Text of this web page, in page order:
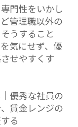
専門性をいかし
管理職以外の
うすること
気にせず、優
せやすくす
優秀な社員の
賃金レンジの
る